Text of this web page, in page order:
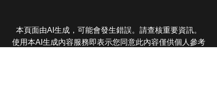
本頁面由AI生成，可能會發生錯誤。請查核重要資訊。
使用本AI生成內容服務即表示您同意此內容僅供個人參考